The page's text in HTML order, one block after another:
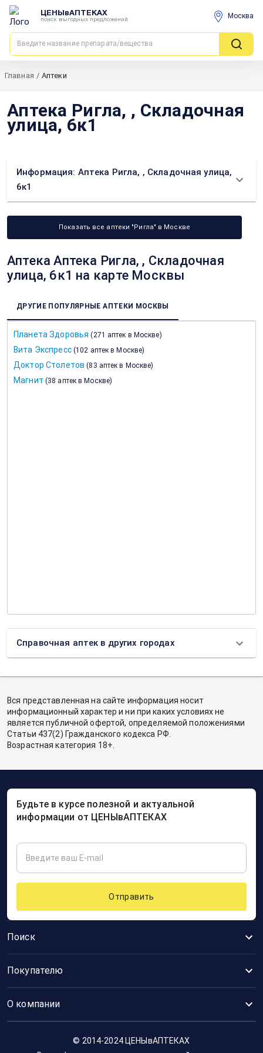
ЦЕНЫвАПТЕКАХ
поиск выгодных предложений Москва
Главная / Аптеки
Аптека Ригла, , Складочная
улица, 6к1
Информация: Аптека Ригла, , Складочная улица,
6к1
Показать все аптеки "Ригла" в Москве
Аптека Аптека Ригла, , Складочная
улица, 6к1 на карте Москвы
ДРУГИЕ ПОПУЛЯРНЫЕ АПТЕКИ МОСКВЫ
Планета Здоровья (271 аптек в Москве)
Вита Экспресс (102 аптек в Москве)
Доктор Столетов (83 аптек в Москве)
Магнит (38 аптек в Москве)
Справочная аптек в других городах
Вся представленная на сайте информация носит
информационный характер и ни при каких условиях не
является публичной офертой, определяемой положениями
Статьи 437(2) Гражданского кодекса РФ.
Возрастная категория 18+.
Поиск
Покупателю
О компании
Будьте в курсе полезной и актуальной
информации от ЦЕНЫвАПТЕКАХ
Отправить
© 2014-2024 ЦЕНЫвАПТЕКАХ